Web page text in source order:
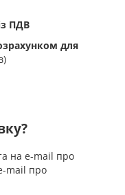
ПДВ
для
на e-mail про
mail про